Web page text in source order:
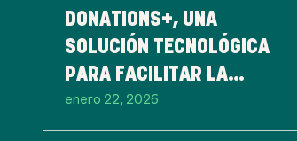
DONATIONS+, UNA
SOLUCIÓN TECNOLÓGICA
PARA FACILITAR LA
DONACIÓN DE COMIDA
ENTRE EL SECTOR RETAIL
enero 22, 2026